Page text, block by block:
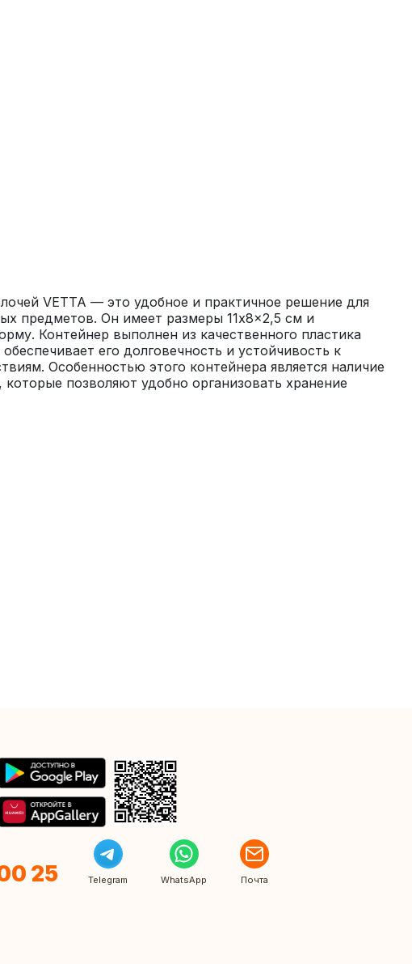
VETTA — это удобное и практичное решение для
предметов. Он имеет размеры 11x8x2,5 см и
Контейнер выполнен из качественного пластика
его долговечность и устойчивость к
Особенностью этого контейнера является наличие
позволяют удобно организовать хранение
25 Telegram WhatsApp Почта